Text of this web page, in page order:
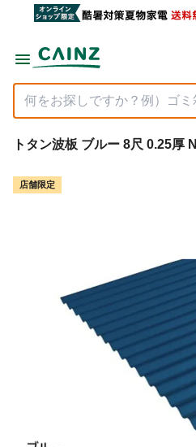
トタン波板 ブルー 8尺 0.25厚 N
店舗限定